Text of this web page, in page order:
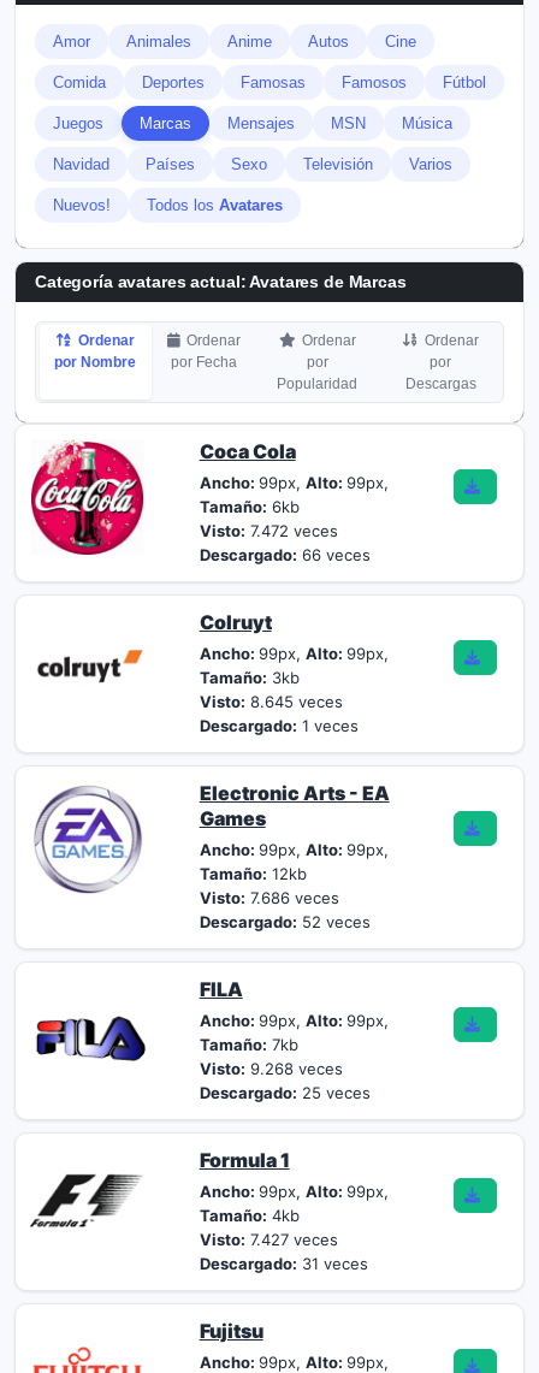
Amor Animales Anime Autos Cine
Comida Deportes Famosas Famosos Fútbol
Juegos Marcas Mensajes MSN Música
Navidad Países Sexo Televisión Varios
Nuevos! Todos los Avatares
Categoría avatares actual: Avatares de Marcas
Ordenar
por Nombre
Ordenar
por Fecha
Ordenar
por
Popularidad
Ordenar
por
Descargas
Coca Cola
Ancho: 99px, Alto: 99px,
Tamaño: 6kb
Visto: 7.472 veces
Descargado: 66 veces
Colruyt
Ancho: 99px, Alto: 99px,
Tamaño: 3kb
Visto: 8.645 veces
Descargado: 1 veces
Electronic Arts - EA
Games
Ancho: 99px, Alto: 99px,
Tamaño: 12kb
Visto: 7.686 veces
Descargado: 52 veces
FILA
Ancho: 99px, Alto: 99px,
Tamaño: 7kb
Visto: 9.268 veces
Descargado: 25 veces
Formula 1
Ancho: 99px, Alto: 99px,
Tamaño: 4kb
Visto: 7.427 veces
Descargado: 31 veces
Fujitsu
Ancho: 99px, Alto: 99px,